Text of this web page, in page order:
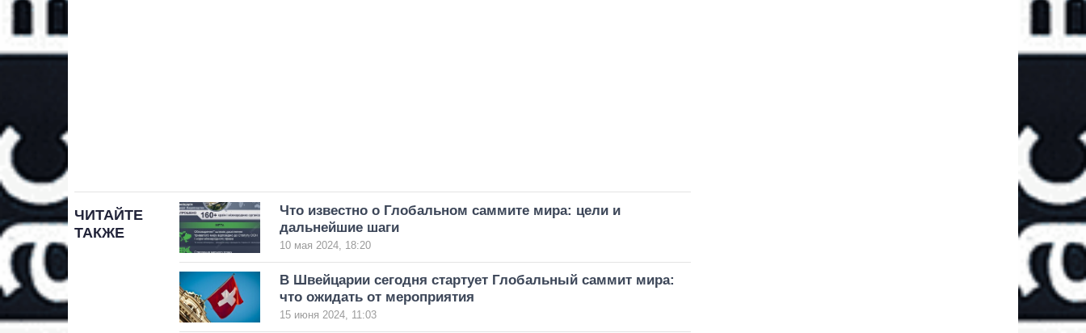
ЧИТАЙТЕ
ТАКЖЕ
Что известно о Глобальном саммите мира: цели и
дальнейшие шаги
10 мая 2024, 18:20
В Швейцарии сегодня стартует Глобальный саммит мира:
что ожидать от мероприятия
15 июня 2024, 11:03